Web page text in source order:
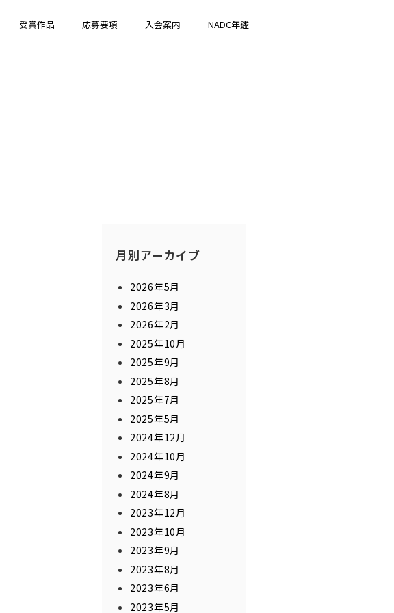
受賞作品 応募要項 入会案内 NADC年鑑
月別アーカイブ
2026年5月
2026年3月
2026年2月
2025年10月
2025年9月
2025年8月
2025年7月
2025年5月
2024年12月
2024年10月
2024年9月
2024年8月
2023年12月
2023年10月
2023年9月
2023年8月
2023年6月
2023年5月